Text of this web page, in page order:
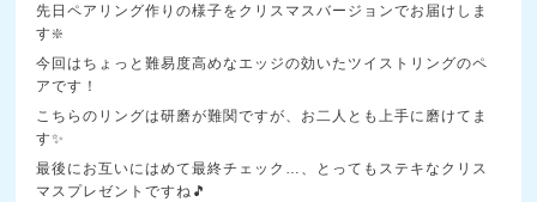
先日ペアリング作りの様子をクリスマスバージョンでお届けしま
す❇️
今回はちょっと難易度高めなエッジの効いたツイストリングのペ
アです！
こちらのリングは研磨が難関ですが、お二人とも上手に磨けてま
す✨
最後にお互いにはめて最終チェック…、とってもステキなクリス
マスプレゼントですね🎵